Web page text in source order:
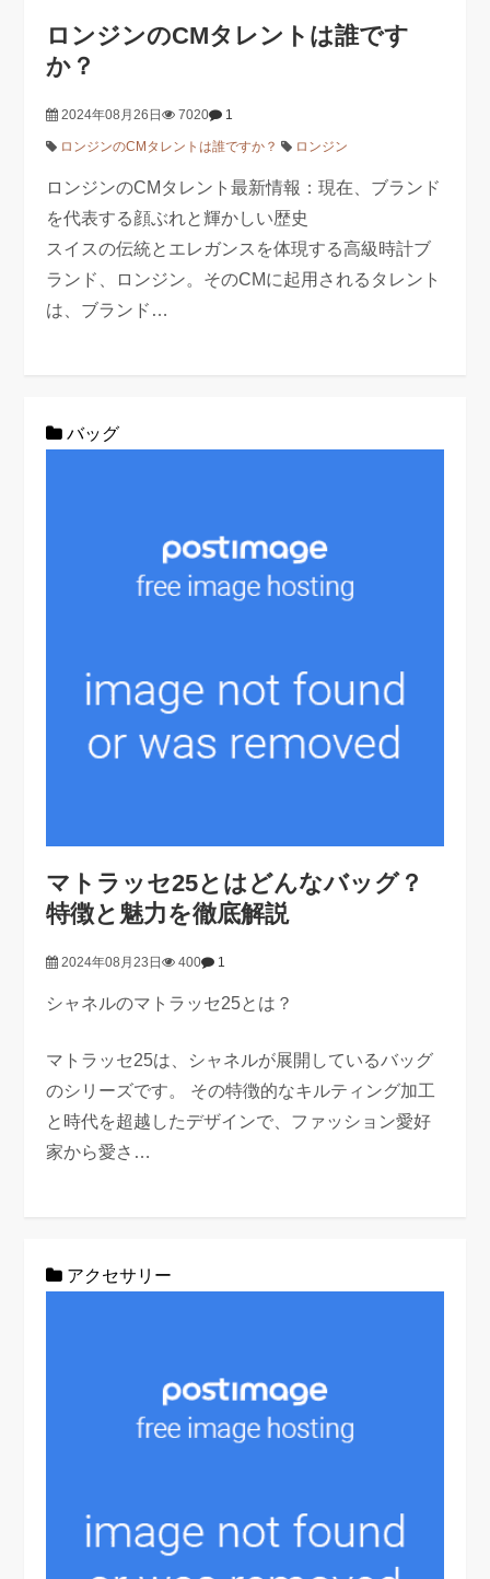
ロンジンのCMタレントは誰です
か？
2024年08月26日 7020 1
ロンジンのCMタレントは誰ですか？ ロンジン
ロンジンのCMタレント最新情報：現在、ブランド
を代表する顔ぶれと輝かしい歴史
スイスの伝統とエレガンスを体現する高級時計ブ
ランド、ロンジン。そのCMに起用されるタレント
は、ブランド…
バッグ
マトラッセ25とはどんなバッグ？
特徴と魅力を徹底解説
2024年08月23日 400 1
シャネルのマトラッセ25とは？
マトラッセ25は、シャネルが展開しているバッグ
のシリーズです。 その特徴的なキルティング加工
と時代を超越したデザインで、ファッション愛好
家から愛さ…
アクセサリー